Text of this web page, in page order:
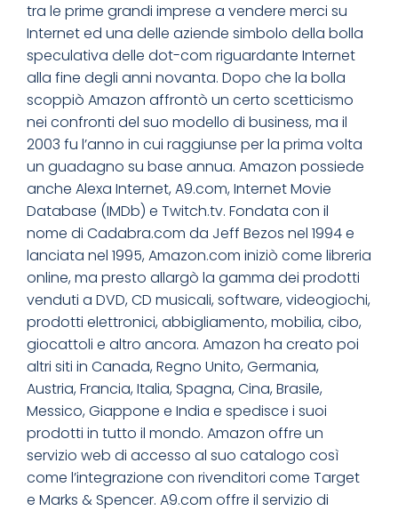
tra le prime grandi imprese a vendere merci su
Internet ed una delle aziende simbolo della bolla
speculativa delle dot-com riguardante Internet
alla fine degli anni novanta. Dopo che la bolla
scoppiò Amazon affrontò un certo scetticismo
nei confronti del suo modello di business, ma il
2003 fu l’anno in cui raggiunse per la prima volta
un guadagno su base annua. Amazon possiede
anche Alexa Internet, A9.com, Internet Movie
Database (IMDb) e Twitch.tv. Fondata con il
nome di Cadabra.com da Jeff Bezos nel 1994 e
lanciata nel 1995, Amazon.com iniziò come libreria
online, ma presto allargò la gamma dei prodotti
venduti a DVD, CD musicali, software, videogiochi,
prodotti elettronici, abbigliamento, mobilia, cibo,
giocattoli e altro ancora. Amazon ha creato poi
altri siti in Canada, Regno Unito, Germania,
Austria, Francia, Italia, Spagna, Cina, Brasile,
Messico, Giappone e India e spedisce i suoi
prodotti in tutto il mondo. Amazon offre un
servizio web di accesso al suo catalogo così
come l’integrazione con rivenditori come Target
e Marks & Spencer. A9.com offre il servizio di